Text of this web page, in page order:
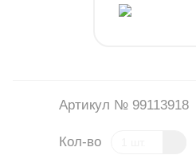
Артикул № 99113918
Кол-во